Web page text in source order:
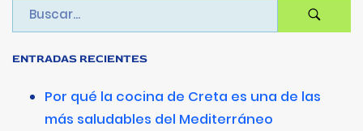
ENTRADAS RECIENTES
Por qué la cocina de Creta es una de las
más saludables del Mediterráneo